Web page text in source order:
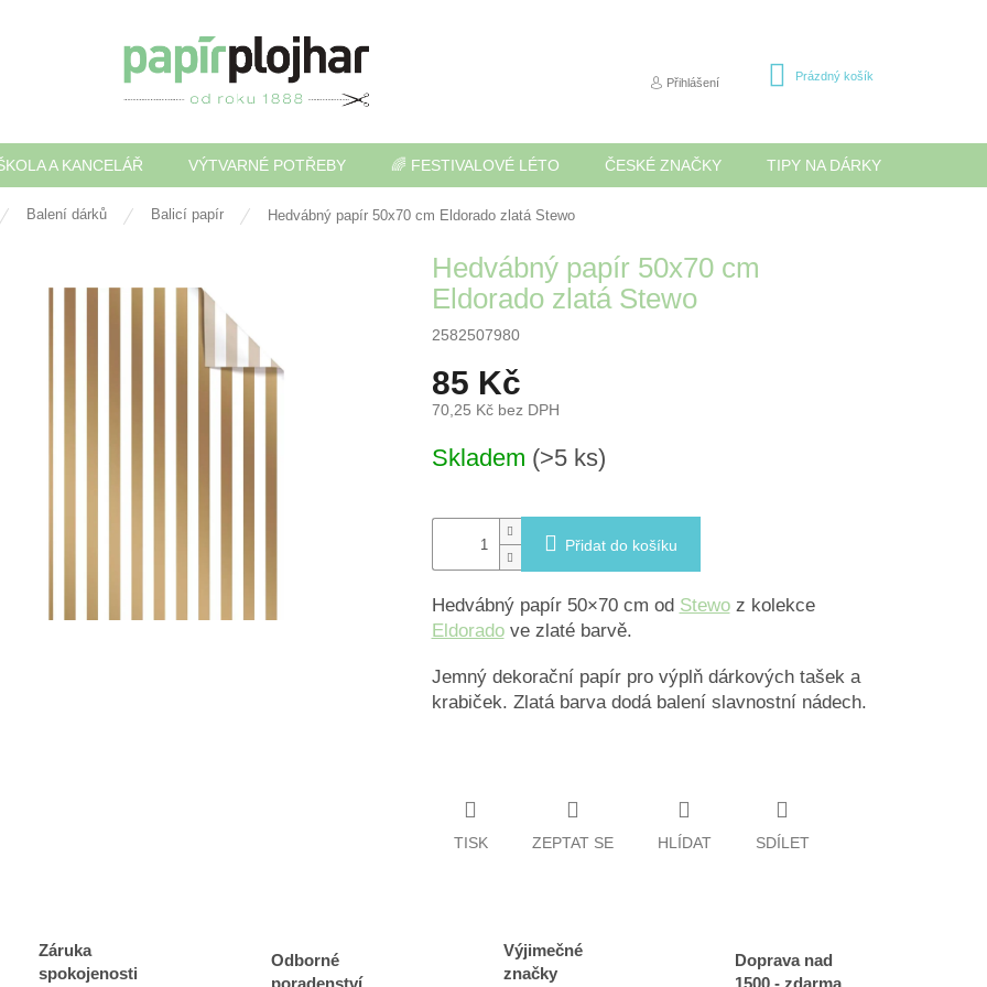
Přihlášení
NÁKUPNÍ
Prázdný košík
A KANCELÁŘ VÝTVARNÉ POTŘEBY 🌈 FESTIVALOVÉ LÉTO ČESKÉ ZNAČKY TIPY NA DÁRKY
Balení dárků Balicí papír Hedvábný papír 50x70 cm Eldorado zlatá Stewo
Hedvábný papír 50x70 cm
Eldorado zlatá Stewo
2582507980
85 Kč
70,25 Kč bez DPH
cena:
Skladem (>5 ks)
Přidat do košíku
Hedvábný papír 50×70 cm od Stewoz kolekce
Eldoradove zlaté barvě.
Jemný dekorační papír pro výplň dárkových tašek a
krabiček. Zlatá barva dodá balení slavnostní nádech.
TISK ZEPTAT SE HLÍDAT SDÍLET
Záruka
spokojenosti
Odborné
Výjimečné
značky
Doprava nad